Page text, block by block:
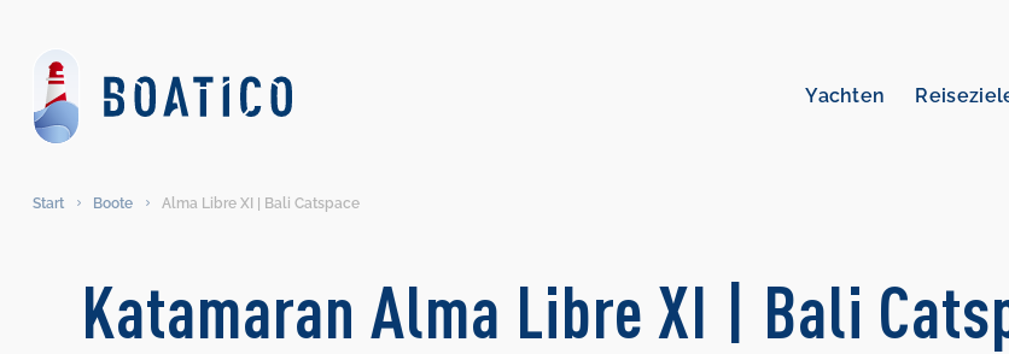
Yachten
Start Boote Alma Libre XI | Bali Catspace
Katamaran Alma Libre XI | Bali